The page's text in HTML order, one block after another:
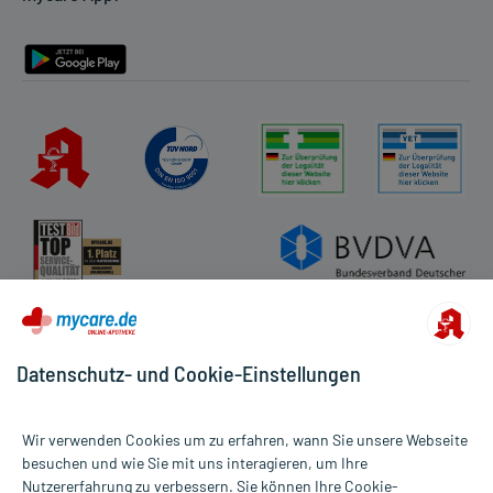
Datenschutz- und Cookie-Einstellungen
Wir verwenden Cookies um zu erfahren, wann Sie unsere Webseite
besuchen und wie Sie mit uns interagieren, um Ihre
Nutzererfahrung zu verbessern. Sie können Ihre Cookie-